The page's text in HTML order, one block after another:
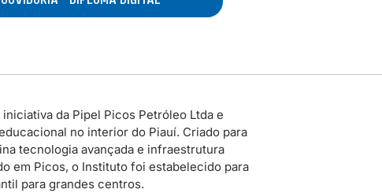
da Pipel Picos Petróleo Ltda e
no interior do Piauí. Criado para
tecnologia avançada e infraestrutura
em Picos, o Instituto foi estabelecido para
para grandes centros.